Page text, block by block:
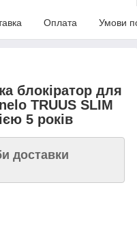
Оплата Умови
блокіратор для
TRUUS SLIM
5 років
доставки